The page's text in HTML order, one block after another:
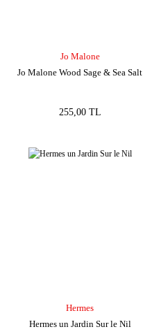
Jo Malone
Jo Malone Wood Sage & Sea Salt
255,00 TL
Hermes
Hermes un Jardin Sur le Nil